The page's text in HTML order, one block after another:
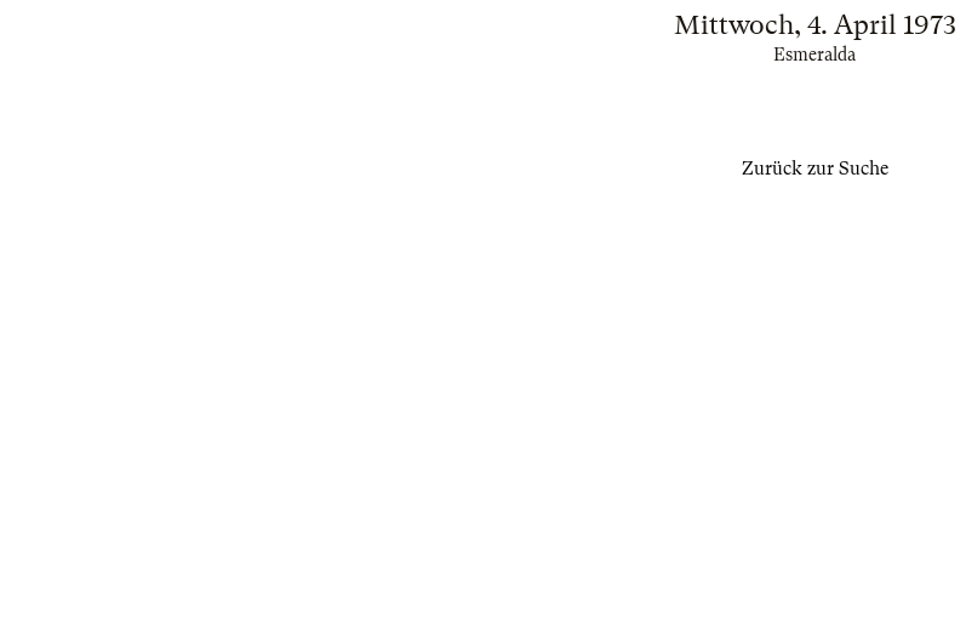
Mittwoch, 4. April 1973
Esmeralda
Zurück zur Suche